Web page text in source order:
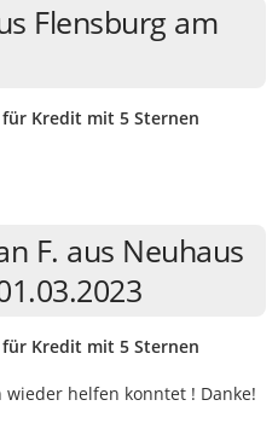
Flensburg am
Kredit mit 5 Sternen
F. aus Neuhaus
Kredit mit 5 Sternen
helfen konntet ! Danke!